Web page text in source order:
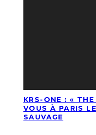
KRS-ONE : «
VOUS À PARIS
SAUVAGE